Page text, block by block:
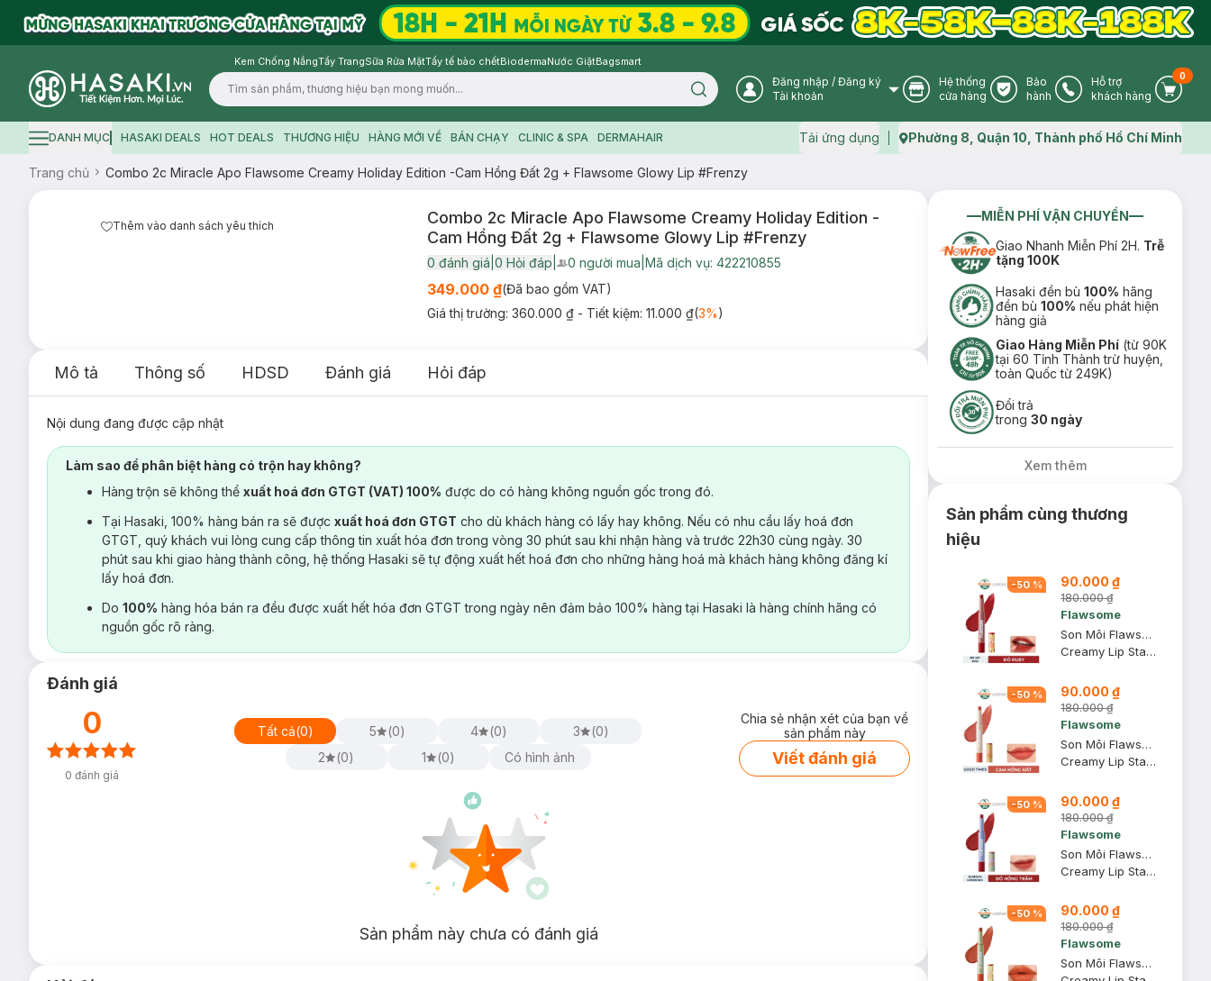
Kem Chống NắngTẩy TrangSữa Rửa MặtTẩy tế bào chếtBiodermaNước GiặtBagsmart
Logo
Search icon User Icon
Đăng nhập / Đăng ký
Tài khoản
Store Icon
Hệ thống
cửa hàng
Warranty Icon
Bảo
hành
Phone Icon
Hỗ trợ
khách hàng
Cart
0
Hamburger icon
DANH MỤC HASAKI DEALS HOT DEALS THƯƠNG HIỆU HÀNG MỚI VỀ BÁN CHẠY CLINIC & SPA DERMAHAIR Tải ứng dụng Map icon
Phường 8, Quận 10, Thành phố Hồ Chí Minh
Trang chủ Combo 2c Miracle Apo Flawsome Creamy Holiday Edition -Cam Hồng Đất 2g + Flawsome Glowy Lip #Frenzy
Thêm vào danh sách yêu thích
Combo 2c Miracle Apo Flawsome Creamy Holiday Edition -
Cam Hồng Đất 2g + Flawsome Glowy Lip #Frenzy
0 đánh giá 0 Hỏi đáp User Product Icon
0 người mua Mã dịch vụ: 422210855
349.000 ₫(Đã bao gồm VAT)
Giá thị trường: 360.000 ₫ - Tiết kiệm: 11.000 ₫(3%)
Mô tả Thông số HDSD Đánh giá Hỏi đáp
Nội dung đang được cập nhật
Làm sao để phân biệt hàng có trộn hay không?
Hàng trộn sẽ không thể xuất hoá đơn GTGT (VAT) 100% được do có hàng không nguồn gốc trong đó.
Tại Hasaki, 100% hàng bán ra sẽ được xuất hoá đơn GTGT cho dù khách hàng có lấy hay không. Nếu có nhu cầu lấy hoá đơn
GTGT, quý khách vui lòng cung cấp thông tin xuất hóa đơn trong vòng 30 phút sau khi nhận hàng và trước 22h30 cùng ngày. 30
phút sau khi giao hàng thành công, hệ thống Hasaki sẽ tự động xuất hết hoá đơn cho những hàng hoá mà khách hàng không đăng kí
lấy hoá đơn.
Do 100% hàng hóa bán ra đều được xuất hết hóa đơn GTGT trong ngày nên đảm bảo 100% hàng tại Hasaki là hàng chính hãng có
nguồn gốc rõ ràng.
Đánh giá
0
0 đánh giá
Tất cả(0) 5 (0) 4 (0) 3 (0)
2
(0) 1 (0) Có hình ảnh
Chia sẻ nhận xét của bạn về
sản phẩm này
Viết đánh giá
Sản phẩm này chưa có đánh giá
MIỄN PHÍ VẬN CHUYỂN
Giao Nhanh Miễn Phí 2H. Trễ
tặng 100K
Hasaki đền bù100% hãng
đền bù100% nếu phát hiện
hàng giả
Giao Hàng Miễn Phí (từ 90K
tại 60 Tỉnh Thành trừ huyện,
toàn Quốc từ 249K)
Đổi trả
trong30 ngày
Xem thêm
Sản phẩm cùng thương
hiệu
-50 % 90.000 ₫
180.000 ₫
Flawsome
Son Môi Flawsome Be My Bae - Đỏ Ruby (Bản Holiday) 2g
Creamy Lip Stain Holiday Edition #Be My Bae
-50 % 90.000 ₫
180.000 ₫
Flawsome
Son Môi Flawsome Good Times - Cam Hồng Đất (Bản Holiday) 2g
Creamy Lip Stain Holiday Edition #Good Times
-50 % 90.000 ₫
180.000 ₫
Flawsome
Son Môi Flawsome Sunday Morning - Đỏ Hồng Trầm (Bản Holiday) 2g
Creamy Lip Stain Holiday Edition #Sunday Morning
-50 % 90.000 ₫
180.000 ₫
Flawsome
Son Môi Flawsome Low Key - Cam Cháy (Bản Holiday) 2g